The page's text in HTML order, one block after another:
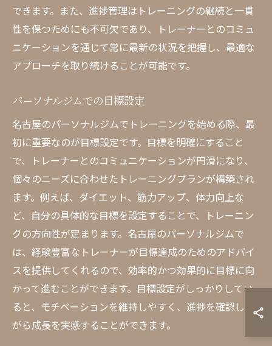
できます。また、進捗管理はトレーニングの継続と一貫
性を保つためにも不可欠であり、トレーナーとのコミュ
ニケーションを通じて常に最新の状況を把握し、最適な
アプローチを取り続けることが可能です。
パーソナルジムでの目標設定
名古屋のパーソナルジムでトレーニングを始める際、最
初に重要なのが目標設定です。目標を明確にすること
で、トレーナーとのコミュニケーションが円滑になり、
個々のニーズに合わせたトレーニングプランが構築され
ます。例えば、ダイエット、筋力アップ、体力向上な
ど、自分の具体的な目標を設定することで、トレーニン
グの方向性が定まります。名古屋のパーソナルジムで
は、経験豊富なトレーナーが目標達成のためのアドバイ
スを提供してくれるので、効率的かつ効果的に目標に向
かって進むことができます。目標設定がしっかりしてい
ると、モチベーションを維持しやすく、進捗を確認しな
がら成長を実感することができます。